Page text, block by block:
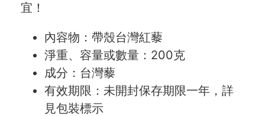
宜！
內容物：帶殼台灣紅藜
淨重、容量或數量：200克
成分：台灣藜
有效期限：未開封保存期限一年，詳
見包裝標示